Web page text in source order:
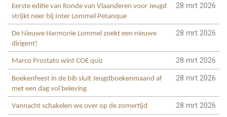
Eerste editie van Ronde van Vlaanderen voor Jeugd
strijkt neer bij Inter Lommel Petanque
28 mrt 2026
De Nieuwe Harmonie Lommel zoekt een nieuwe
dirigent!
28 mrt 2026
Marco Prostato wint COE quiz 28 mrt 2026
Boekenfeest in de bib sluit Jeugdboekenmaand af
met een dag vol beleving
28 mrt 2026
Vannacht schakelen we over op de zomertijd 28 mrt 2026